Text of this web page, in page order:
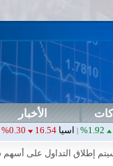
الأخبار
16.54
0.30%
|اشور0.24
إطلاق التداول على أسهم شركة